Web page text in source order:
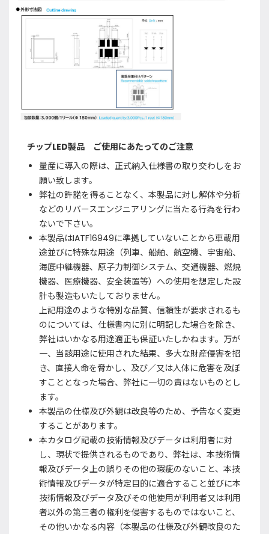
チップLED製品 ご使用にあたってのご注意
量産に導入の際は、正式納入仕様書の取り交わしをお
願い致します。
弊社の許諾を得ることなく、本製品に対し解体や分析
などのリバースエンジニアリングに当たる行為を行わ
ないで下さい。
本製品はIATF16949に準拠していないことから車載用
途並びに特殊な用途（列車、船舶、航空機、宇宙船、
海底中継機器、原子力制御システム、交通機器、燃焼
機器、医療機器、安全装置等）への使用を想定した設
計も製造もいたしておりません。
上記用途のような特別な品質、信頼性が要求されるも
のについては、仕様書内に別に明記した場合を除き、
弊社はいかなる用途適正も保証いたしかねます。万が
一、当該用途に使用された結果、多大な財産侵害を招
き、直接人命を脅かし、及び／又は人体に危害を及ぼ
すこととなった場合、弊社に一切の責はないものとし
ます。
本製品の仕様及び外観は改良等のため、予告なく変更
することがあります。
本カタログ記載の技術情報及びデータは利用者に対
し、現状で提供されるものであり、弊社は、本技術情
報及びデータ上の誤りその他の瑕疵のないこと、本技
術情報及びデータが特定目的に適合すること並びに本
技術情報及びデータ及びその他使用が利用者又は利用
者以外の第三者の権利を侵害するものではないこと、
その他いかなる内容（本製品の仕様及び外観改良のた